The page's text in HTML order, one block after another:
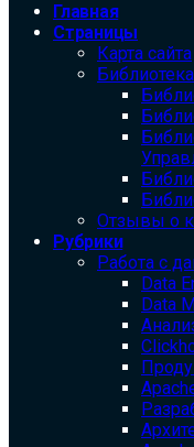
Главная
Страницы
Карта сайта
Библиотека
Отзывы о
Рубрики
Работа с
Data
Data